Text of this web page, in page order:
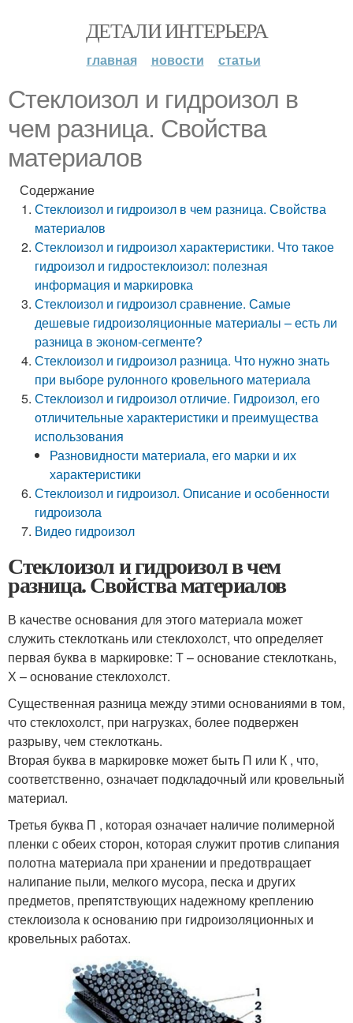
ДЕТАЛИ ИНТЕРЬЕРА
главная новости статьи
Стеклоизол и гидроизол в
чем разница. Свойства
материалов
Содержание
Стеклоизол и гидроизол в чем разница. Свойства
материалов
Стеклоизол и гидроизол характеристики. Что такое
гидроизол и гидростеклоизол: полезная
информация и маркировка
Стеклоизол и гидроизол сравнение. Самые
дешевые гидроизоляционные материалы – есть ли
разница в эконом-сегменте?
Стеклоизол и гидроизол разница. Что нужно знать
при выборе рулонного кровельного материала
Стеклоизол и гидроизол отличие. Гидроизол, его
отличительные характеристики и преимущества
использования
Разновидности материала, его марки и их
характеристики
Стеклоизол и гидроизол. Описание и особенности
гидроизола
Видео гидроизол
Стеклоизол и гидроизол в чем
разница. Свойства материалов
В качестве основания для этого материала может
служить стеклоткань или стеклохолст, что определяет
первая буква в маркировке: Т – основание стеклоткань,
Х – основание стеклохолст.
Существенная разница между этими основаниями в том,
что стеклохолст, при нагрузках, более подвержен
разрыву, чем стеклоткань.
Вторая буква в маркировке может быть П или К , что,
соответственно, означает подкладочный или кровельный
материал.
Третья буква П , которая означает наличие полимерной
пленки с обеих сторон, которая служит против слипания
полотна материала при хранении и предотвращает
налипание пыли, мелкого мусора, песка и других
предметов, препятствующих надежному креплению
стеклоизола к основанию при гидроизоляционных и
кровельных работах.